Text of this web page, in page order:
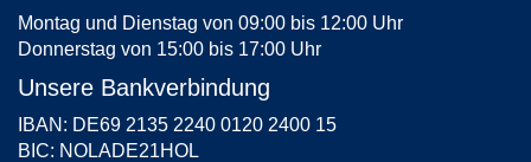
Montag und Dienstag von 09:00 bis 12:00 Uhr
Donnerstag von 15:00 bis 17:00 Uhr
Unsere Bankverbindung
IBAN: DE69 2135 2240 0120 2400 15
BIC: NOLADE21HOL